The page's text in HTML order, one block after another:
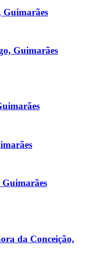
Guimarães
Guimarães
Guimarães
da Conceição,